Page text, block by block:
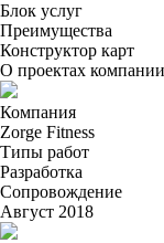
Блок услуг
Преимущества
Конструктор карт
О проектах компании
Компания
Zorge Fitness
Типы работ
Разработка
Сопровождение
Август 2018